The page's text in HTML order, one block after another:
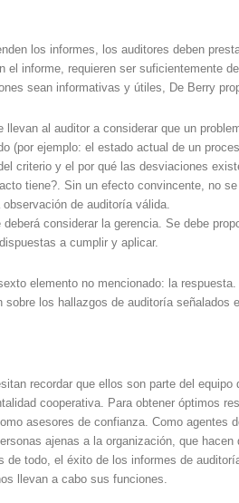
los informes, los auditores deben
el informe, requieren ser suficientemente
sean informativas y útiles, De Berry
al auditor a considerar que un
(por ejemplo: el estado actual de un
criterio y el por qué las desviaciones
tiene?. Sin un efecto convincente, no
de auditoría válida.
deberá considerar la gerencia. Se debe
a cumplir y aplicar.
elemento no mencionado: la
los hallazgos de auditoría señalados
recordar que ellos son parte del
cooperativa. Para obtener óptimos
asesores de confianza. Como agentes
ajenas a la organización, que
todo, el éxito de los informes de
llevan a cabo sus funciones.